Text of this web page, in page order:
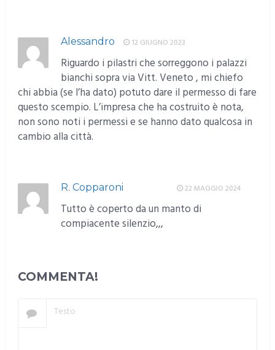
Alessandro 12 GIUGNO 2023
Riguardo i pilastri che sorreggono i palazzi
bianchi sopra via Vitt. Veneto , mi chiefo
chi abbia (se l’ha dato) potuto dare il permesso di fare
questo scempio. L’impresa che ha costruito è nota,
non sono noti i permessi e se hanno dato qualcosa in
cambio alla città.
R. Copparoni 22 MAGGIO 2024
Tutto è coperto da un manto di
compiacente silenzio,,,
COMMENTA!